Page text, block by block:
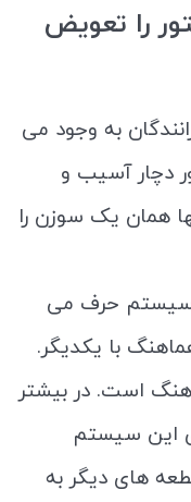
را تعویض
به وجود می
دچار آسیب و
همان یک سوزن را
سیستم حرف می
با یکدیگر.
است. در بیشتر
این سیستم
های دیگر به